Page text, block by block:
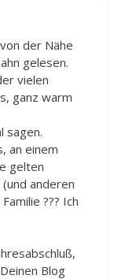
der Nähe
gelesen.
vielen
ganz warm
sagen.
an einem
gelten
anderen
??? Ich
Blog